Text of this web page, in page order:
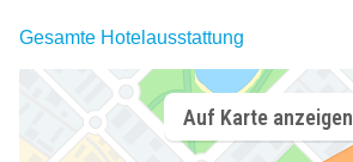
Gesamte Hotelausstattung
Auf Karte anzeigen